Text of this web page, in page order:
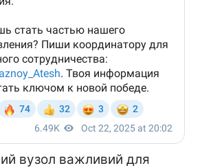
вузол важливий для